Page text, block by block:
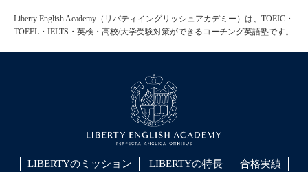
Liberty English Academy（リバティイングリッシュアカデミー）は、TOEIC・
TOEFL・IELTS・英検・高校/大学受験対策ができるコーチング英語塾です。
LIBERTYのミッション LIBERTYの特長 合格実績